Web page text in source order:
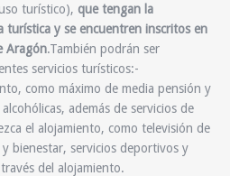
turístico), que tengan la
turística y se encuentren inscritos en
Aragón.También podrán ser
servicios turísticos:-
como máximo de media pensión y
además de servicios de
el alojamiento, como televisión de
bienestar, servicios deportivos y
del alojamiento.